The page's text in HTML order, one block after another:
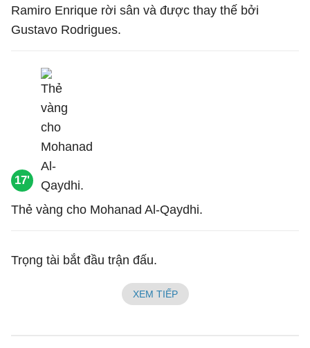
Ramiro Enrique rời sân và được thay thế bởi
Gustavo Rodrigues.
17'
Thẻ vàng cho Mohanad Al-Qaydhi.
Trọng tài bắt đầu trận đấu.
XEM TIẾP